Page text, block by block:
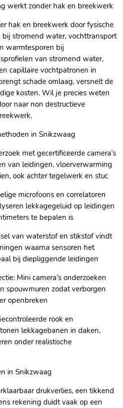
werkt zonder hak en breekwerk
hak en breekwerk door fysische
stromend water, vochttransport
warmtesporen bij
van stromend water,
capillaire vochtpatronen in
schade omlaag, versnelt de
kosten.​ Wil je precies weten
naar non destructieve
in Snikzwaag
met gecertificeerde camera’s
van leidingen, vloerverwarming
ook achter tegelwerk en stuc
microfoons en correlatoren
lekkagegeluid op leidingen
te bepalen is
van waterstof en stikstof vindt
waarna sensoren het
bij diepliggende leidingen
Mini camera’s onderzoeken
spouwmuren zodat verborgen
openbreken
rook en
lekkagebanen in daken,
onder realistische
in Snikzwaag
drukverlies, een tikkend
rekening duidt vaak op een